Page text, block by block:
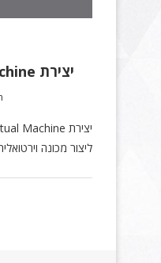
יצירת Virtual Machine בתוך Esxi Host
ליצור מכונה